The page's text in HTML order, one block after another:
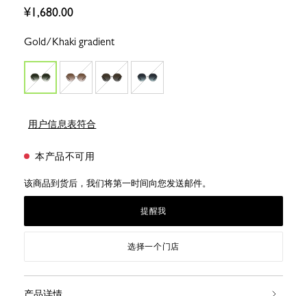
¥1,680.00
Gold/Khaki gradient
用户信息表符合
本产品不可用
该商品到货后，我们将第一时间向您发送邮件。
提醒我
选择一个门店